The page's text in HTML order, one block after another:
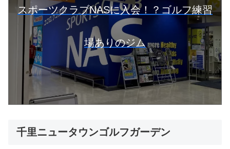
スポーツクラブNASに入会！？ゴルフ練習
場ありのジム
千里ニュータウンゴルフガーデン